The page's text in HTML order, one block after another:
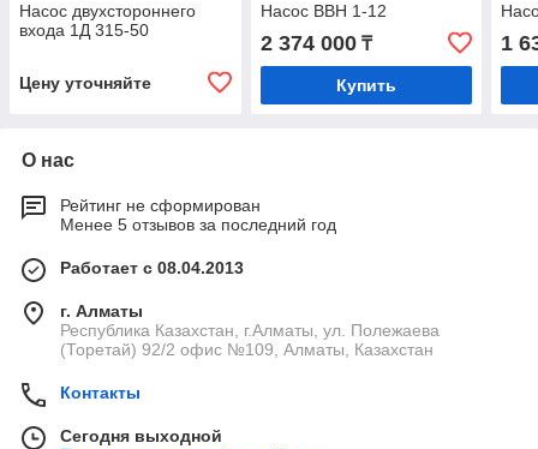
Насос двухстороннего
входа 1Д 315-50
Цену уточняйте
Насос ВВН 1-12
2 374 000₸
Купить
1
О нас
Рейтинг не сформирован
Менее 5 отзывов за последний год
Работает с 08.04.2013
г. Алматы
Республика Казахстан, г.Алматы, ул. Полежаева
(Торетай) 92/2 офис №109, Алматы, Казахстан
Контакты
Сегодня выходной